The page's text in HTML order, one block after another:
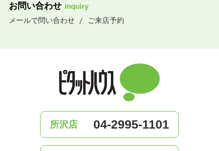
お問い合わせ inquiry
メールで問い合わせ
ご来店予約
所沢店 04-2995-1101